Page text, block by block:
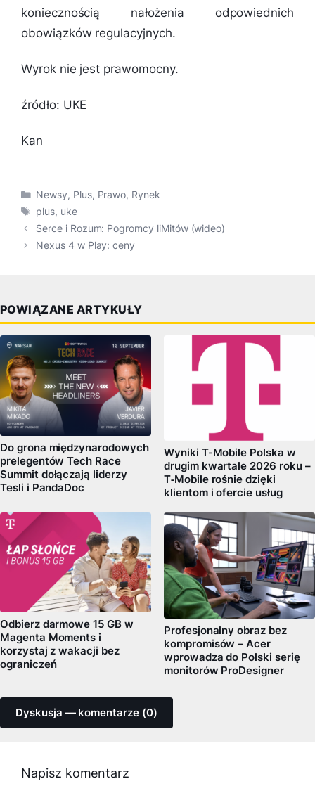
koniecznością nałożenia odpowiednich
obowiązków regulacyjnych.
Wyrok nie jest prawomocny.
źródło: UKE
Kan
Kategorie
Newsy, Plus, Prawo, Rynek
Tagi
plus, uke
Serce i Rozum: Pogromcy liMitów (wideo)
Nexus 4 w Play: ceny
POWIĄZANE ARTYKUŁY
Do grona międzynarodowych
prelegentów Tech Race
Summit dołączają liderzy
Tesli i PandaDoc
Wyniki T-Mobile Polska w
drugim kwartale 2026 roku –
T‑Mobile rośnie dzięki
klientom i ofercie usług
Odbierz darmowe 15 GB w
Magenta Moments i
korzystaj z wakacji bez
ograniczeń
Profesjonalny obraz bez
kompromisów – Acer
wprowadza do Polski serię
monitorów ProDesigner
Dyskusja — komentarze (0)
Napisz komentarz